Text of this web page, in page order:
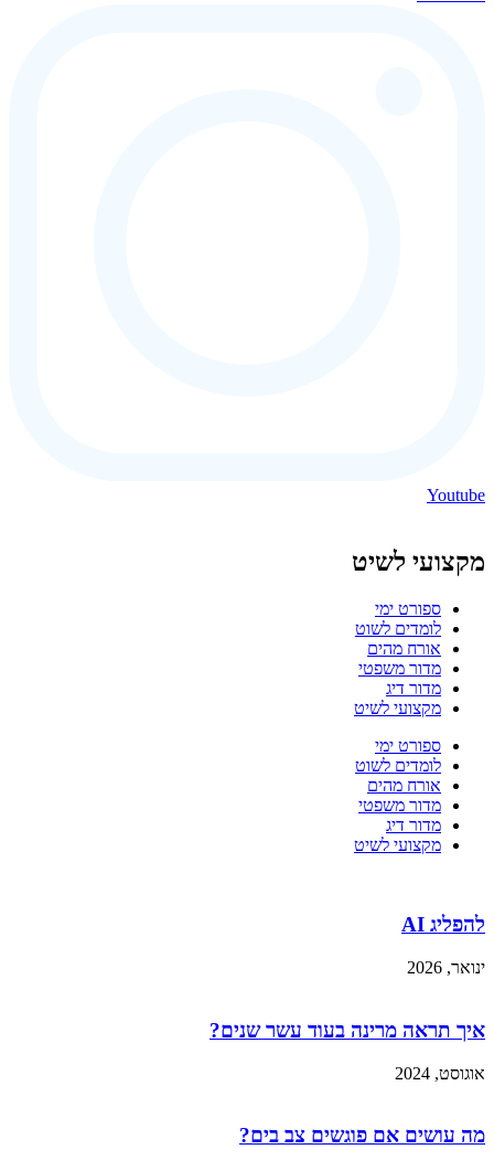
Youtube
מקצועי לשיט
ספורט ימי
לומדים לשוט
אורח מהים
מדור משפטי
מדור דיג
מקצועי לשיט
ספורט ימי
לומדים לשוט
אורח מהים
מדור משפטי
מדור דיג
מקצועי לשיט
להפליג AI
ינואר, 2026
איך תראה מרינה בעוד עשר שנים?
אוגוסט, 2024
מה עושים אם פוגשים צב בים?